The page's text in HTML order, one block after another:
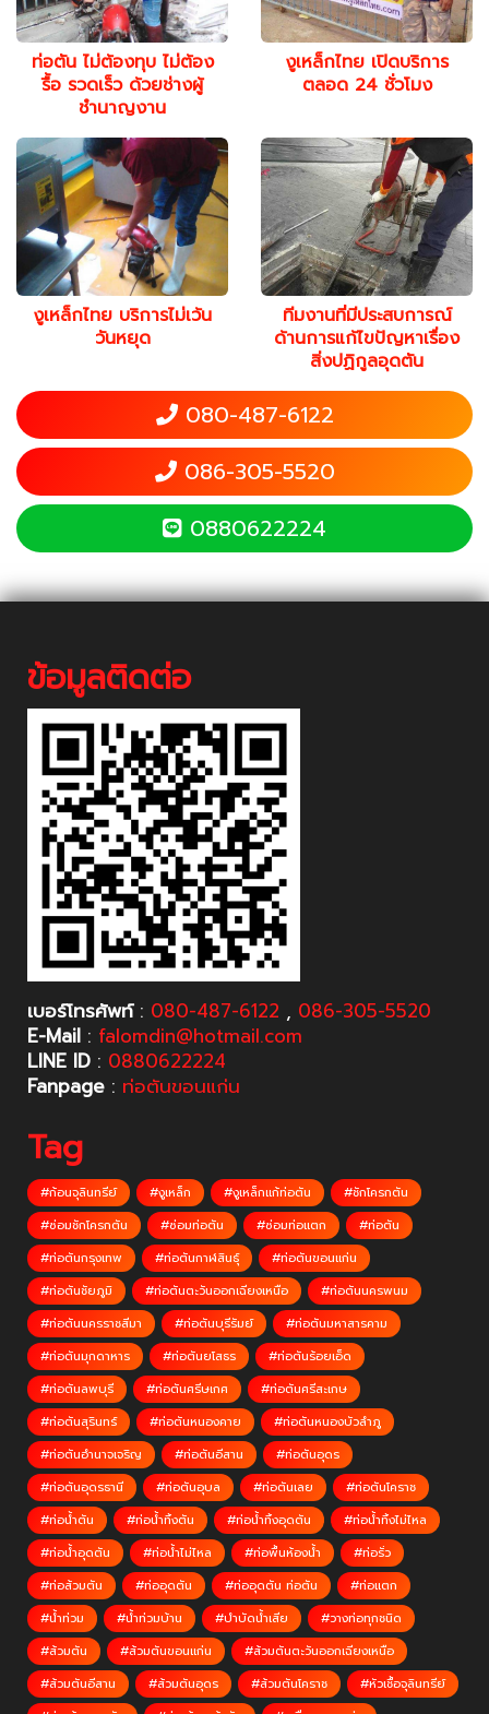
ท่อตัน ไม่ต้องทุบ ไม่ต้อง
รื้อ รวดเร็ว ด้วยช่างผู้
ชำนาญงาน
งูเหล็กไทย เปิดบริการ
ตลอด 24 ชั่วโมง
งูเหล็กไทย บริการไม่เว้น
วันหยุด
ทีมงานที่มีประสบการณ์
ด้านการแก้ไขปัญหาเรื่อง
สิ่งปฏิกูลอุดตัน
080-487-6122
086-305-5520
0880622224
ข้อมูลติดต่อ
เบอร์โทรศัพท์: 080-487-6122 , 086-305-5520
E-Mail : falomdin@hotmail.com
LINE ID : 0880622224
Fanpage : ท่อตันขอนแก่น
Tag
#ก้อนจุลินทรีย์ #งูเหล็ก #งูเหล็กแก้ท่อตัน
#ชักโครกตัน
#ซ่อมชักโครกตัน
#ซ่อมท่อตัน #ซ่อมท่อแตก
#ท่อตัน
#ท่อตันกรุงเทพ
#ท่อตันกาฬสินธุ์
#ท่อตันขอนแก่น
#ท่อตันชัยภูมิ
#ท่อตันตะวันออกเฉียงเหนือ
#ท่อตันนครพนม
#ท่อตันนครราชสีมา
#ท่อตันบุรีรัมย์
#ท่อตันมหาสารคาม
#ท่อตันมุกดาหาร
#ท่อตันยโสธร
#ท่อตันร้อยเอ็ด
#ท่อตันลพบุรี
#ท่อตันศรีษเกศ
#ท่อตันศรีสะเกษ
#ท่อตันสุรินทร์
#ท่อตันหนองคาย
#ท่อตันหนองบัวลำภู
#ท่อตันอำนาจเจริญ
#ท่อตันอีสาน
#ท่อตันอุดร
#ท่อตันอุดรธานี
#ท่อตันอุบล #ท่อตันเลย
#ท่อตันโคราช
#ท่อน้ำตัน
#ท่อน้ำทิ้งตัน #ท่อน้ำทิ้งอุดตัน
#ท่อน้ำทิ้งไม่ไหล
#ท่อน้ำอุดตัน
#ท่อน้ำไม่ไหล #ท่อพื้นห้องน้ำ
#ท่อรั่ว
#ท่อส้วมตัน
#ท่ออุดตัน #ท่ออุดตัน ท่อตัน
#ท่อแตก
#น้ำท่วม
#น้ำท่วมบ้าน #บำบัดน้ำเสีย
#วางท่อทุกชนิด
#ส้วมตัน
#ส้วมตันขอนแก่น
#ส้วมตันตะวันออกเฉียงเหนือ
#ส้วมตันอีสาน
#ส้วมตันอุดร #ส้วมตันโคราช
#หัวเชื้อจุลินทรีย์